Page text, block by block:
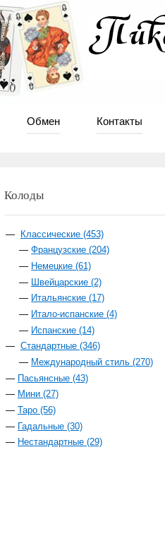
Обмен Контакты
Колоды
Классические (453)
Французские (204)
Немецкие (61)
Швейцарские (2)
Итальянские (17)
Итало-испанские (4)
Испанские (14)
Стандартные (346)
Международный стиль (270)
Пасьянсные (43)
Мини (27)
Таро (56)
Гадальные (30)
Нестандартные (29)